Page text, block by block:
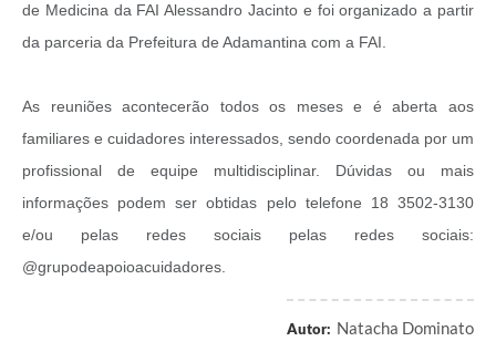
de Medicina da FAI Alessandro Jacinto e foi organizado a partir
da parceria da Prefeitura de Adamantina com a FAI.
As reuniões acontecerão todos os meses e é aberta aos
familiares e cuidadores interessados, sendo coordenada por um
profissional de equipe multidisciplinar. Dúvidas ou mais
informações podem ser obtidas pelo telefone 18 3502-3130
e/ou pelas redes sociais pelas redes sociais:
@grupodeapoioacuidadores.
Autor: Natacha Dominato